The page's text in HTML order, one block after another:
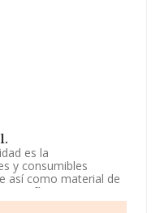
es la
y consumibles
así como material de
imagen y
tipo de productos de